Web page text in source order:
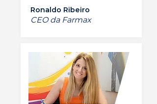
Ronaldo Ribeiro
CEO da Farmax